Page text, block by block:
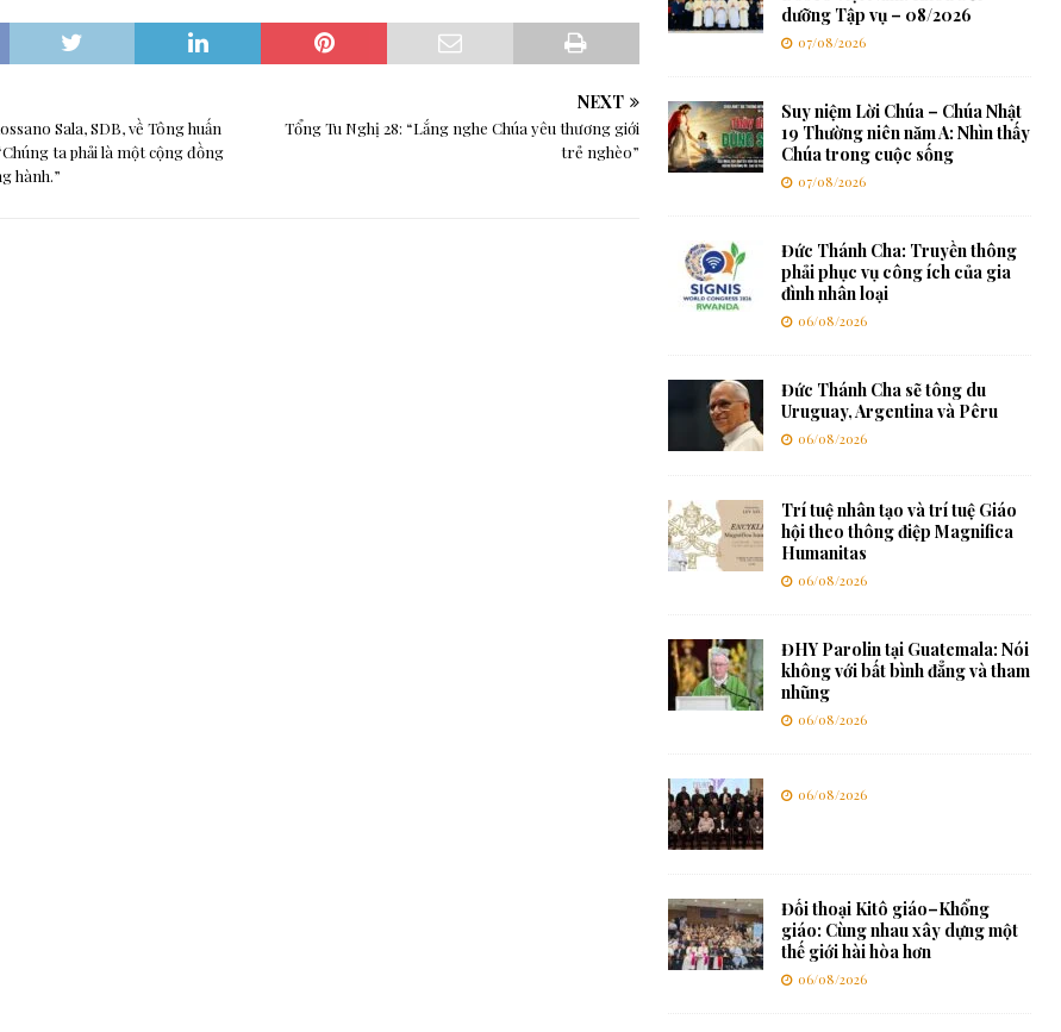
Sala, SDB, về Tông huấn
ta phải là một cộng đồng
hành.”
NEXT
Tổng Tu Nghị 28: “Lắng nghe Chúa yêu thương giới
trẻ nghèo”
dưỡng Tập vụ – 08/2026
07/08/2026
Suy niệm Lời Chúa – Chúa Nhật
19 Thường niên năm A: Nhìn thấy
Chúa trong cuộc sống
07/08/2026
Đức Thánh Cha: Truyền thông
phải phục vụ công ích của gia
đình nhân loại
06/08/2026
Đức Thánh Cha sẽ tông du
Uruguay, Argentina và Pêru
06/08/2026
Trí tuệ nhân tạo và trí tuệ Giáo
hội theo thông điệp Magnifica
Humanitas
06/08/2026
ĐHY Parolin tại Guatemala: Nói
không với bất bình đẳng và tham
nhũng
06/08/2026
06/08/2026
Đối thoại Kitô giáo–Khổng
giáo: Cùng nhau xây dựng một
thế giới hài hòa hơn
06/08/2026